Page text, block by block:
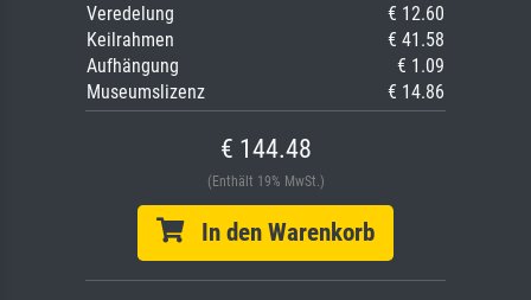
Veredelung
€ 12.60
Keilrahmen
€ 41.58
Aufhängung
€ 1.09
Museumslizenz
€ 14.86
€ 144.48
(Enthält 19% MwSt.)
In den Warenkorb